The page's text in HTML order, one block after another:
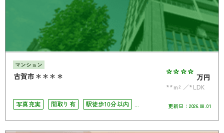
マンション
古賀市＊＊＊＊ **** 万円
**m²
*LDK
写真充実
間取り有
駅徒歩10分以内
オートロック
更新日： 2026.08.01